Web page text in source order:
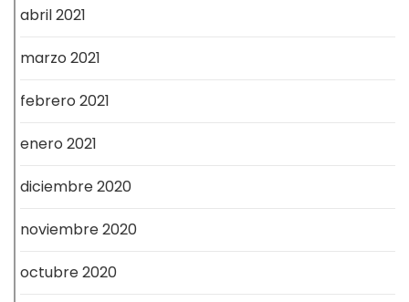
abril 2021
marzo 2021
febrero 2021
enero 2021
diciembre 2020
noviembre 2020
octubre 2020